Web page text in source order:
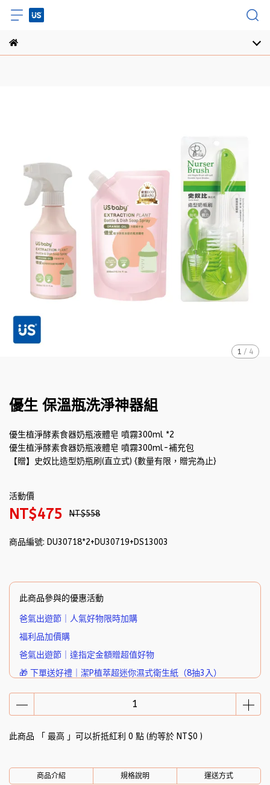
1 / 4
優生 保溫瓶洗淨神器組
優生植淨酵素食器奶瓶液體皂 噴霧300ml *2
優生植淨酵素食器奶瓶液體皂 噴霧300ml-補充包
【贈】史奴比造型奶瓶刷(直立式) {數量有限，贈完為止}
活動價
NT$475 NT$558
商品編號: DU30718*2+DU30719+DS13003
此商品參與的優惠活動
爸氣出遊節｜人氣好物限時加購
福利品加價購
爸氣出遊節｜達指定金額贈超值好物
🎁 下單送好禮｜潔P植萃超迷你濕式衛生紙（8抽3入）
此商品 「 最高 」可以折抵紅利 0 點 (約等於 NT$0 )
商品介紹 規格說明 運送方式